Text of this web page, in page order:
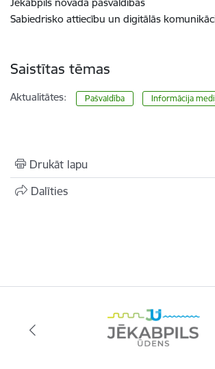
Sabiedrisko attiecību un digitālās
Saistītas tēmas
Aktualitātes: Pašvaldība Informācija
Drukāt lapu
Dalīties